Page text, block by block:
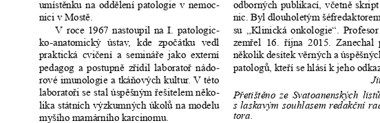
umístěnku  na  oddělení  patologie  v  nemoc-
nici v Mostě.
V  roce  1967  nastoupil  na  I.  patologic-
ko-anatomický  ústav,  kde  zpočátku  vedl
praktická  cvičení  a  semináře  jako  externí
pedagog  a  postupně zřídil  laboratoř
  nádo-
rové imunologie a tkáňových kultur. V této
laboratoři se stal úspěšným řešitelem něko-
lika státních výzkumných úkolů na modelu
myšího mamárního karcinomu.
odborných  publikací,  včetně
skript
nic. Byl dlouholetým šéfredaktorem
su  „Klinická  onkologie“.
zemřel  16. října  2015.  Zanechal
několik desítek věrných a úspě
patologů, kteří se hlásí k jeho
Ji
Přetištěno  ze  Svatoanenských  listů
s  laskavým  souhlasem  redakční
tora.